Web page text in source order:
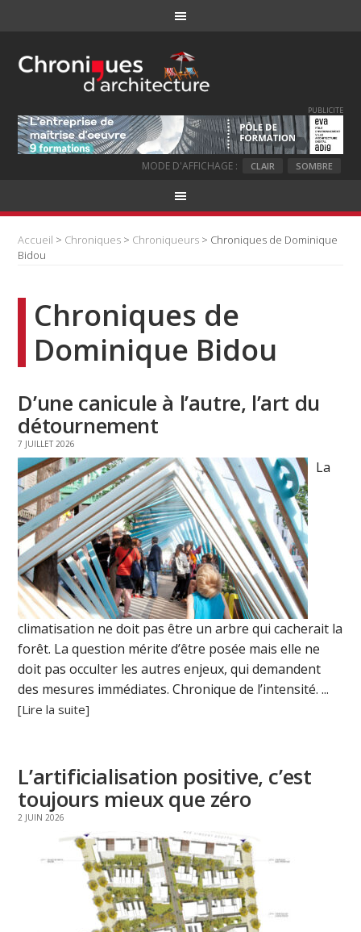
PUBLICITE
MODE D'AFFICHAGE : CLAIR SOMBRE
Accueil > Chroniques > Chroniqueurs > Chroniques de Dominique
Bidou
Chroniques de
Dominique Bidou
D’une canicule à l’autre, l’art du
détournement
7 JUILLET 2026
La
climatisation ne doit pas être un arbre qui cacherait la
forêt. La question mérite d’être posée mais elle ne
doit pas occulter les autres enjeux, qui demandent
des mesures immédiates. Chronique de l’intensité. ...
[Lire la suite]
L’artificialisation positive, c’est
toujours mieux que zéro
2 JUIN 2026